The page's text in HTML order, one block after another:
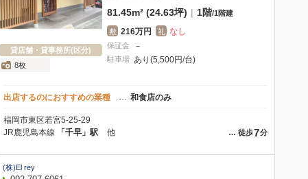
貸店舗・貸事務所(区分)
8枚
81.45m² (24.63坪) | 1階/1階建
敷 216万円 礼 なし
保証金 －
駐車場 あり(5,500円/台)
出店するのにおすすめの業種 … 和食店のみ
福岡市東区若宮5-25-29
… 徒歩7分
JR鹿児島本線 「千早」駅 他
(株)El rey